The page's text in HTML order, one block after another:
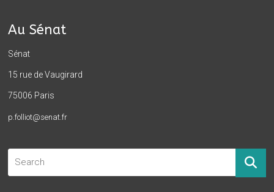
Au Sénat
Sénat
15 rue de Vaugirard
75006 Paris
p.folliot@senat.fr